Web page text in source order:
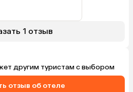
1 отзыв
другим туристам с выбором
отзыв об отеле